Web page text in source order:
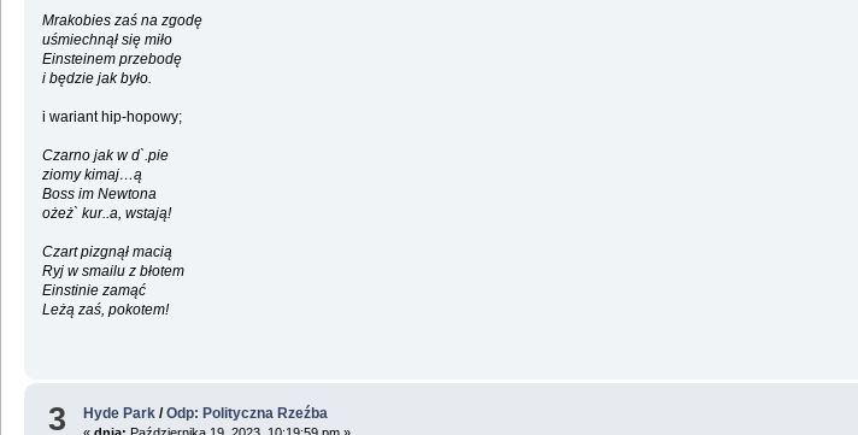
Mrakobies zaś na zgodę
uśmiechnął się miło
Einsteinem przebodę
i będzie jak było.
i wariant hip-hopowy;
Czarno jak w d`.pie
ziomy kimaj…ą
Boss im Newtona
ożeż` kur..a, wstają!
Czart pizgnął macią
Ryj w smailu z błotem
Einstinie zamąć
Leżą zaś, pokotem!
3 Hyde Park /Odp: Polityczna Rzeźba